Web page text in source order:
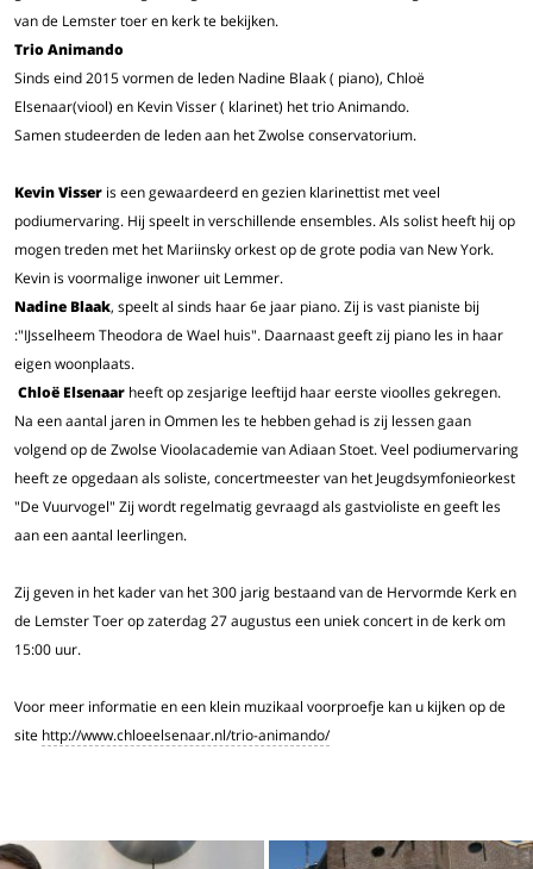
van de Lemster toer en kerk te bekijken.
Trio Animando
Sinds eind 2015 vormen de leden Nadine Blaak ( piano), Chloë
Elsenaar(viool) en Kevin Visser ( klarinet) het trio Animando.
Samen studeerden de leden aan het Zwolse conservatorium.
Kevin Visser is een gewaardeerd en gezien klarinettist met veel
podiumervaring. Hij speelt in verschillende ensembles. Als solist heeft hij op
mogen treden met het Mariinsky orkest op de grote podia van New York.
Kevin is voormalige inwoner uit Lemmer.
Nadine Blaak, speelt al sinds haar 6e jaar piano. Zij is vast pianiste bij
:"IJsselheem Theodora de Wael huis". Daarnaast geeft zij piano les in haar
eigen woonplaats.
Chloë Elsenaar heeft op zesjarige leeftijd haar eerste vioolles gekregen.
Na een aantal jaren in Ommen les te hebben gehad is zij lessen gaan
volgend op de Zwolse Vioolacademie van Adiaan Stoet. Veel podiumervaring
heeft ze opgedaan als soliste, concertmeester van het Jeugdsymfonieorkest
"De Vuurvogel" Zij wordt regelmatig gevraagd als gastvioliste en geeft les
aan een aantal leerlingen.
Zij geven in het kader van het 300 jarig bestaand van de Hervormde Kerk en
de Lemster Toer op zaterdag 27 augustus een uniek concert in de kerk om
15:00 uur.
Voor meer informatie en een klein muzikaal voorproefje kan u kijken op de
site http://www.chloeelsenaar.nl/trio-animando/